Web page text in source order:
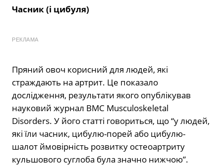
Часник (і цибуля)
РЕКЛАМА
Пряний овоч корисний для людей, які
страждають на артрит. Це показало
дослідження, результати якого опублікував
науковий журнал BMC Musculoskeletal
Disorders. У його статті говориться, що “у людей,
які їли часник, цибулю-порей або цибулю-
шалот ймовірність розвитку остеоартриту
кульшового суглоба була значно нижчою”.